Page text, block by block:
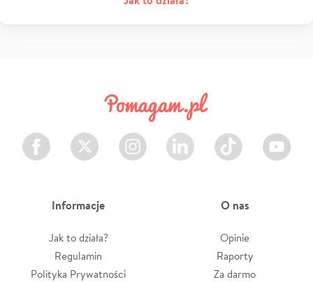
Facebook Twitter Instagram LinkedIn TikTok Youtube
Informacje
Jak to działa?
Regulamin
Polityka Prywatności
O nas
Opinie
Raporty
Za darmo